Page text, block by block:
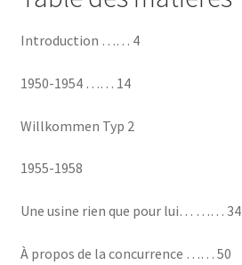
Introduction …… 4
1950-1954 …… 14
Willkommen Typ 2
1955-1958
Une usine rien que pour lui… …… 34
À propos de la concurrence …… 50